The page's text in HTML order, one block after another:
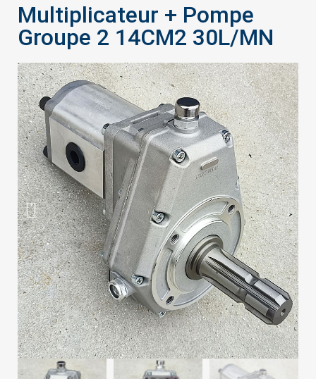
Multiplicateur + Pompe
Groupe 2 14CM2 30L/MN